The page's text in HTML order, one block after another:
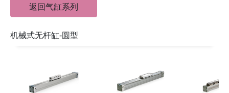
返回气缸系列
机械式无杆缸-圆型